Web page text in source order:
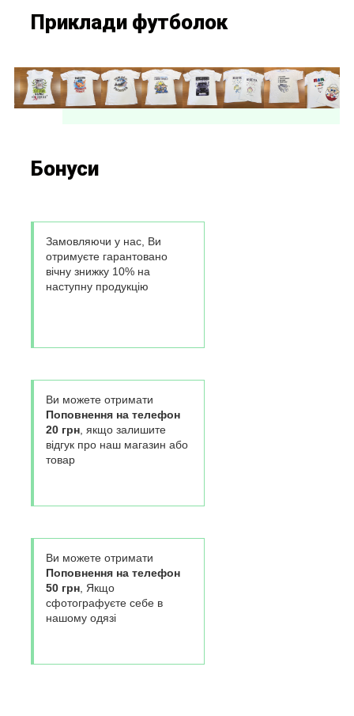
Приклади футболок
Бонуси
Замовляючи у нас, Ви
отримуєте гарантовано
вічну знижку 10% на
наступну продукцію
Ви можете отримати
Поповнення на телефон
20 грн, якщо залишите
відгук про наш магазин або
товар
Ви можете отримати
Поповнення на телефон
50 грн, Якщо
сфотографуєте себе в
нашому одязі